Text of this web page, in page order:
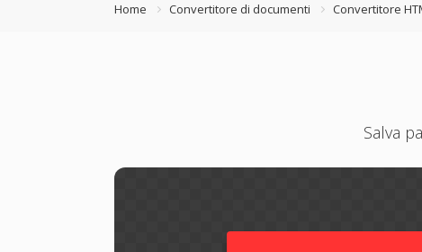
Home Convertitore di documenti Convertitore
Salva